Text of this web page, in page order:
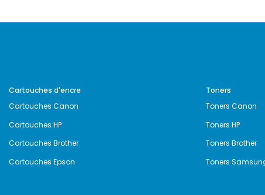
Cartouches d'encre
Cartouches Canon
Cartouches HP
Cartouches Brother
Cartouches Epson
Toners
Toners Canon
Toners HP
Toners Brother
Toners